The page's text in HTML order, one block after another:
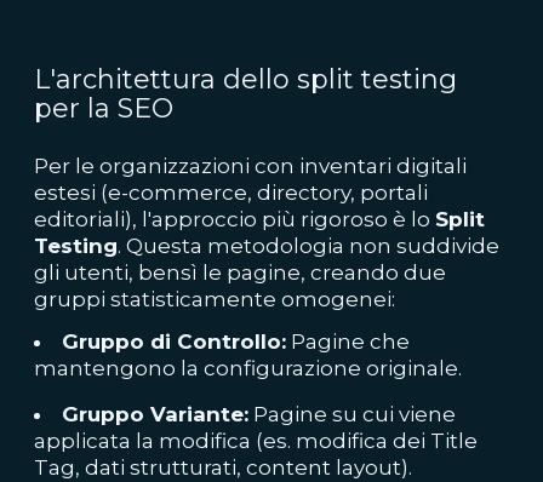
L'architettura dello split testing
per la SEO
Per le organizzazioni con inventari digitali
estesi (e-commerce, directory, portali
editoriali), l'approccio più rigoroso è lo Split
Testing. Questa metodologia non suddivide
gli utenti, bensì le pagine, creando due
gruppi statisticamente omogenei:
Gruppo di Controllo: Pagine che
mantengono la configurazione originale.
Gruppo Variante: Pagine su cui viene
applicata la modifica (es. modifica dei Title
Tag, dati strutturati, content layout).